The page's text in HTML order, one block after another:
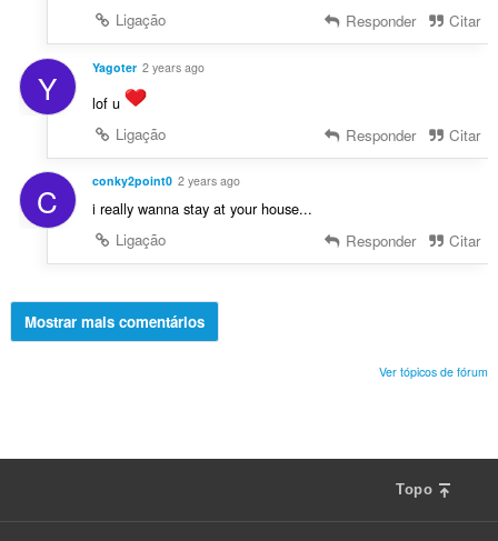
Ligação
Responder Citar
Y Yagoter 2 years ago
lof u
Ligação
Responder Citar
C conky2point0 2 years ago
i really wanna stay at your house...
Ligação
Responder Citar
Mostrar mais comentários
Ver tópicos de fórum
Topo